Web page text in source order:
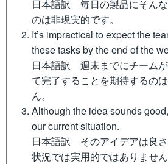
日本語訳 毎日の製品にそん
のは非現実的です。
It’s impractical to expect the
these tasks by the end of the
日本語訳 週末までにチーム
て完了することを期待するの
ん。
Although the idea sounds
our current situation.
日本語訳 そのアイデアは良
状況では実用的ではありません